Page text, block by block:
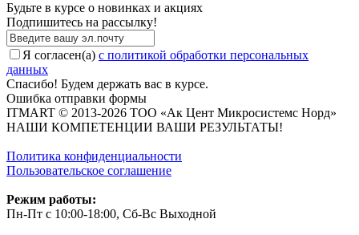
Будьте в курсе о новинках и акциях
Подпишитесь на рассылкy!
Я согласен(a) с политикой обработки персональных
данных
Спасибо! Будем держать вас в курсе.
Ошибка отправки формы
ITMART © 2013-2026 ТОО «Ак Цент Микросистемс Норд»
НАШИ КОМПЕТЕНЦИИ ВАШИ РЕЗУЛЬТАТЫ!
Политика конфиденциальности
Пользовательское соглашение
Режим работы:
Пн-Пт с 10:00-18:00, Сб-Вс Выходной